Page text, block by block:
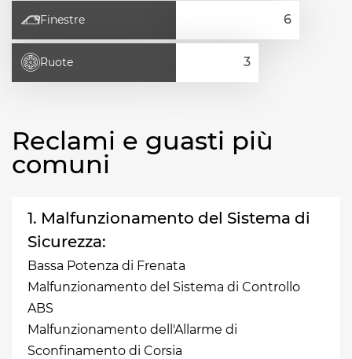
Finestre
Ruote
Reclami e guasti più
comuni
1. Malfunzionamento del Sistema di
Sicurezza:
Bassa Potenza di Frenata
Malfunzionamento del Sistema di Controllo
ABS
Malfunzionamento dell'Allarme di
Sconfinamento di Corsia